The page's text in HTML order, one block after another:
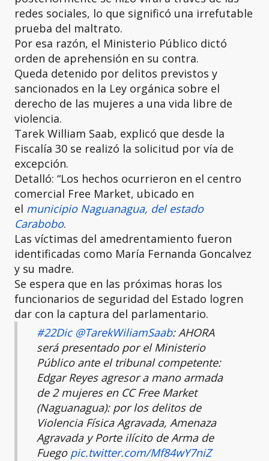
redes sociales, lo que significó una irrefutable
prueba del maltrato.
Por esa razón, el Ministerio Público dictó
orden de aprehensión en su contra.
Queda detenido por delitos previstos y
sancionados en la Ley orgánica sobre el
derecho de las mujeres a una vida libre de
violencia.
Tarek William Saab, explicó que desde la
Fiscalía 30 se realizó la solicitud por vía de
excepción.
Detalló: “Los hechos ocurrieron en el centro
comercial Free Market, ubicado en
el municipio Naguanagua, del estado
Carabobo.
Las víctimas del amedrentamiento fueron
identificadas como María Fernanda Goncalvez
y su madre.
Se espera que en las próximas horas los
funcionarios de seguridad del Estado logren
dar con la captura del parlamentario.
#22Dic @TarekWiliamSaab: AHORA
será presentado por el Ministerio
Público ante el tribunal competente:
Edgar Reyes agresor a mano armada
de 2 mujeres en CC Free Market
(Naguanagua): por los delitos de
Violencia Física Agravada, Amenaza
Agravada y Porte ilícito de Arma de
Fuego pic.twitter.com/Mf84wY7niZ